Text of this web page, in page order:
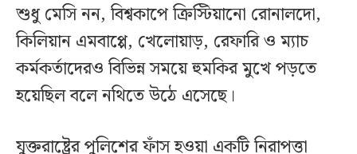
শুধু মেসি নন, বিশ্বকাপে ক্রিস্টিয়ানো রোনালদো,
কিলিয়ান এমবাপ্পে, খেলোয়াড়, রেফারি ও ম্যাচ
কর্মকর্তাদেরও বিভিন্ন সময়ে হুমকির মুখে পড়তে
হয়েছিল বলে নথিতে উঠে এসেছে।
যুক্তরাষ্ট্রের পুলিশের ফাঁস হওয়া একটি নিরাপত্তা